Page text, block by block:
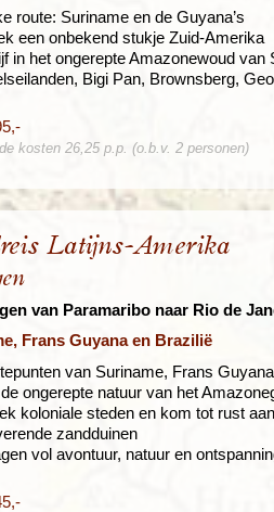
route: Suriname en de Guyana’s
een onbekend stukje Zuid-Amerika
in het ongerepte Amazonewoud van
Bigi Pan, Brownsberg,
kosten 26,25 p.p. (o.b.v. 2 personen)
Latijns-Amerika
van Paramaribo naar Rio de
Frans Guyana en Brazilië
van Suriname, Frans
ongerepte natuur van het
koloniale steden en kom tot rust
zandduinen
vol avontuur, natuur en